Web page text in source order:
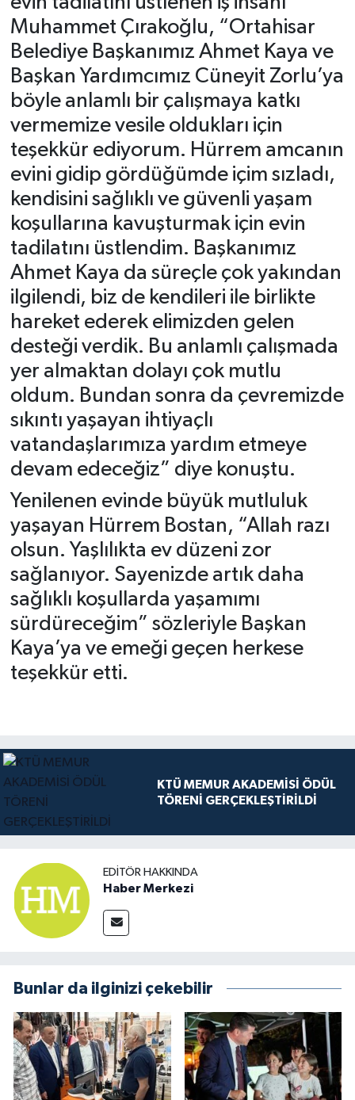
Muhammet Çırakoğlu, “Ortahisar
Belediye Başkanımız Ahmet Kaya ve
Başkan Yardımcımız Cüneyit Zorlu’ya
böyle anlamlı bir çalışmaya katkı
vermemize vesile oldukları için
teşekkür ediyorum. Hürrem amcanın
evini gidip gördüğümde içim sızladı,
kendisini sağlıklı ve güvenli yaşam
koşullarına kavuşturmak için evin
tadilatını üstlendim. Başkanımız
Ahmet Kaya da süreçle çok yakından
ilgilendi, biz de kendileri ile birlikte
hareket ederek elimizden gelen
desteği verdik. Bu anlamlı çalışmada
yer almaktan dolayı çok mutlu
oldum. Bundan sonra da çevremizde
sıkıntı yaşayan ihtiyaçlı
vatandaşlarımıza yardım etmeye
devam edeceğiz” diye konuştu.
Yenilenen evinde büyük mutluluk
yaşayan Hürrem Bostan, “Allah razı
olsun. Yaşlılıkta ev düzeni zor
sağlanıyor. Sayenizde artık daha
sağlıklı koşullarda yaşamımı
sürdüreceğim” sözleriyle Başkan
Kaya’ya ve emeği geçen herkese
teşekkür etti.
KTÜ MEMUR AKADEMİSİ ÖDÜL
TÖRENİ GERÇEKLEŞTİRİLDİ
EDITÖR HAKKINDA
Haber Merkezi
Bunlar da ilginizi çekebilir